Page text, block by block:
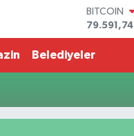
BITCOIN
79.591,74
DOLAR
45,43620
61,60380
Belediyeler